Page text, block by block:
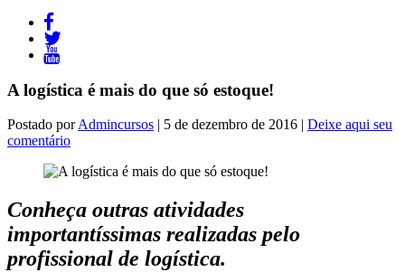
A logística é mais do que só estoque!
Postado porAdmincursos | 5 de dezembro de 2016 | Deixe aqui seu
comentário
Conheça outras atividades
importantíssimas realizadas pelo
profissional de logística.